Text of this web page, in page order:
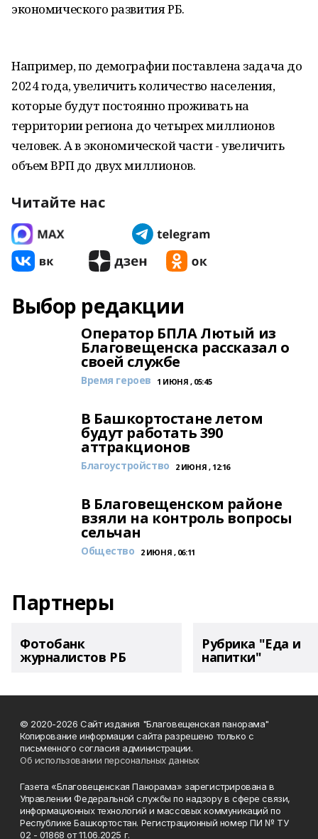
экономического развития РБ.
Например, по демографии поставлена задача до
2024 года, увеличить количество населения,
которые будут постоянно проживать на
территории региона до четырех миллионов
человек. А в экономической части - увеличить
объем ВРП до двух миллионов.
Читайте нас
Выбор редакции
Оператор БПЛА Лютый из
Благовещенска рассказал о
своей службе
Время героев 1 ИЮНЯ , 05:45
В Башкортостане летом
будут работать 390
аттракционов
Благоустройство 2 ИЮНЯ , 12:16
В Благовещенском районе
взяли на контроль вопросы
сельчан
Общество 2 ИЮНЯ , 06:11
Партнеры
Фотобанк
журналистов РБ
Рубрика "Еда и
напитки"
© 2020-2026 Сайт издания "Благовещенская панорама"
Копирование информации сайта разрешено только с
письменного согласия администрации.
Об использовании персональных данных
Газета «Благовещенская Панорама» зарегистрирована в
Управлении Федеральной службы по надзору в сфере связи,
информационных технологий и массовых коммуникаций по
Республике Башкортостан. Регистрационный номер ПИ № ТУ
02 - 01868 от 11.06.2025 г.